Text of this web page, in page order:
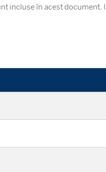
incluse în acest document.